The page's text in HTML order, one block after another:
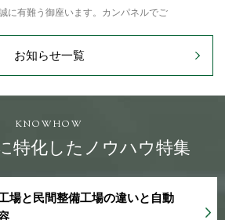
に有難う御座います。カンパネルでご
お知らせ一覧
KNOWHOW
特化したノウハウ特集
場と民間整備工場の違いと自動